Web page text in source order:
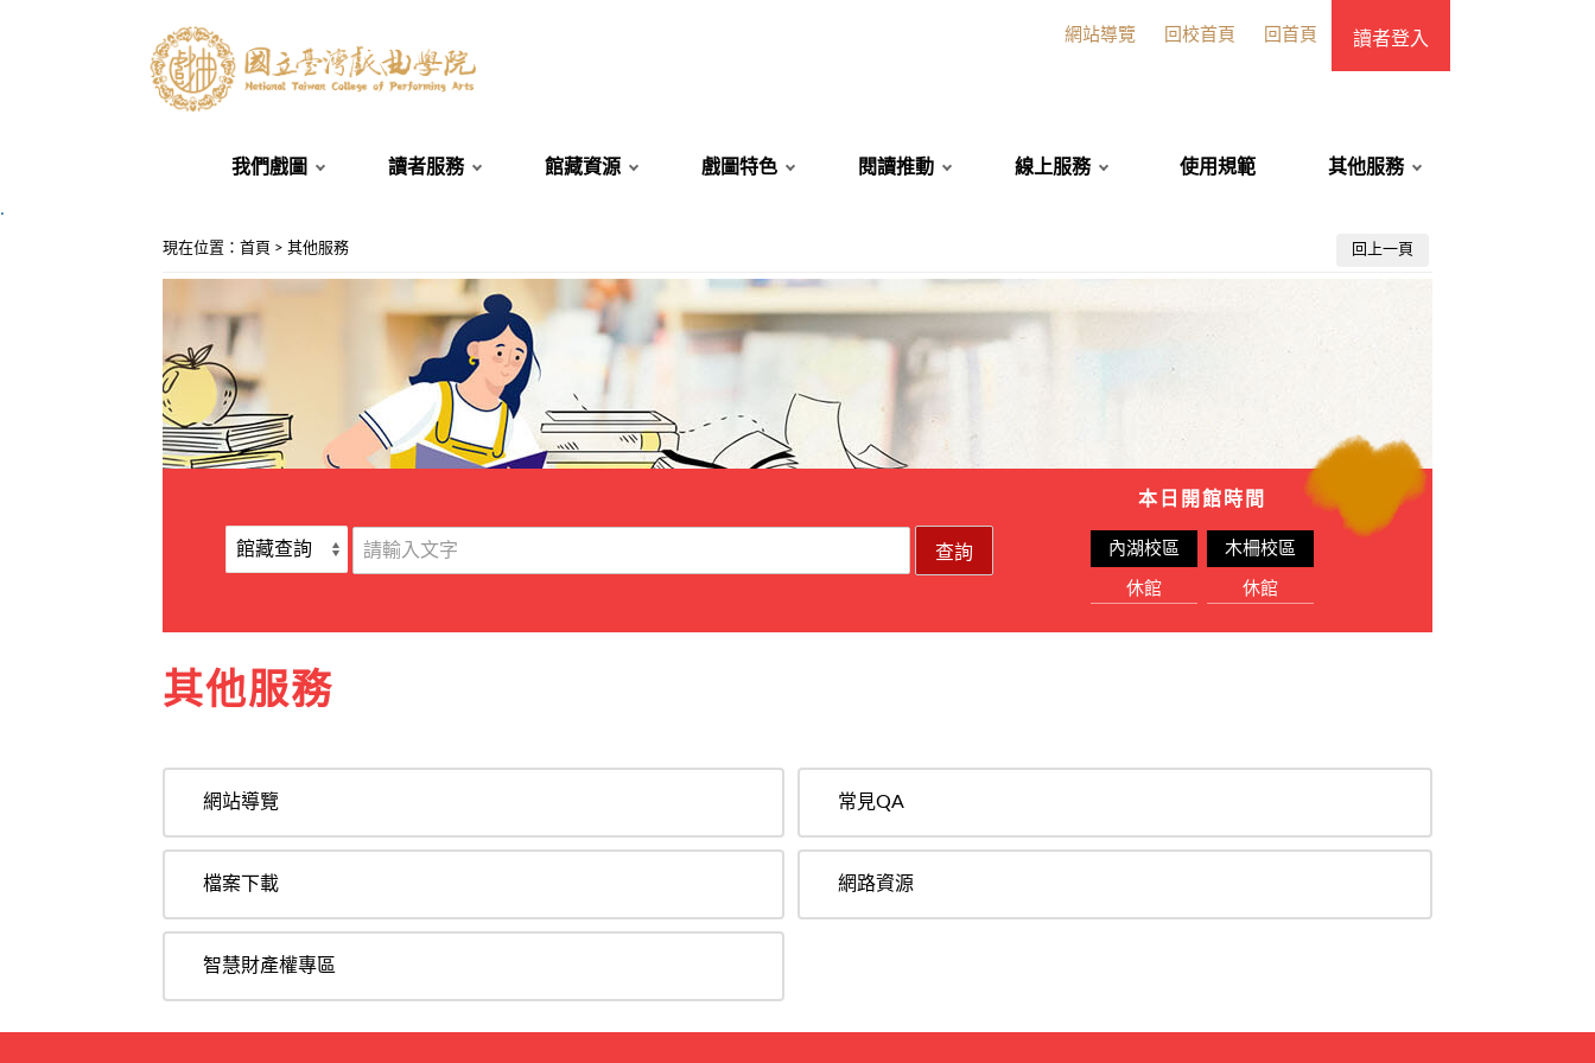
網站導覽 回校首頁 回首頁 讀者登入
我們戲圖 讀者服務 館藏資源 戲圖特色 閱讀推動 線上服務 使用規範 其他服務
.
現在位置 ： 首頁 > 其他服務 回上一頁
本日開館時間
內湖校區
休館
木柵校區
休館
其他服務
網站導覽 常見QA
檔案下載 網路資源
智慧財產權專區